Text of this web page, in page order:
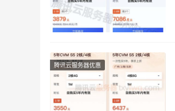
腾讯云服务器优惠